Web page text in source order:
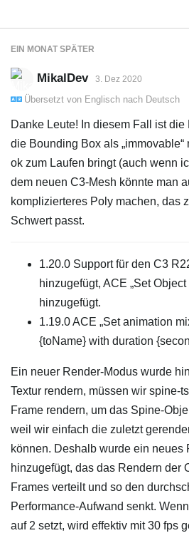
EIN MONAT SPÄTER
MikalDev 3. Dez 2020
Übersetzt von Englisch nach Deutsch
Danke Leute! In diesem Fall ist
die Bounding Box als „immovable“
ok zum Laufen bringt (auch wenn
dem neuen C3-Mesh könnte man
komplizierteres Poly machen, das
Schwert passt.
1.20.0 Support für den C3
hinzugefügt, ACE „Set
hinzugefügt.
1.19.0 ACE „Set animation
{toName} with duration
Ein neuer Render-Modus wurde
Textur rendern, müssen wir spine-
Frame rendern, um das Spine-
weil wir einfach die zuletzt
können. Deshalb wurde ein neues
hinzugefügt, das das Rendern der
Frames verteilt und so den
Performance-Aufwand senkt.
auf 2 setzt, wird effektiv mit 30 fps